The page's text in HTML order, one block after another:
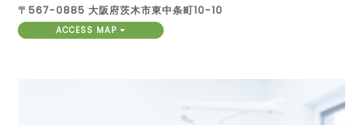
〒567-0885 大阪府茨木市東中条町10-10
ACCESS MAP